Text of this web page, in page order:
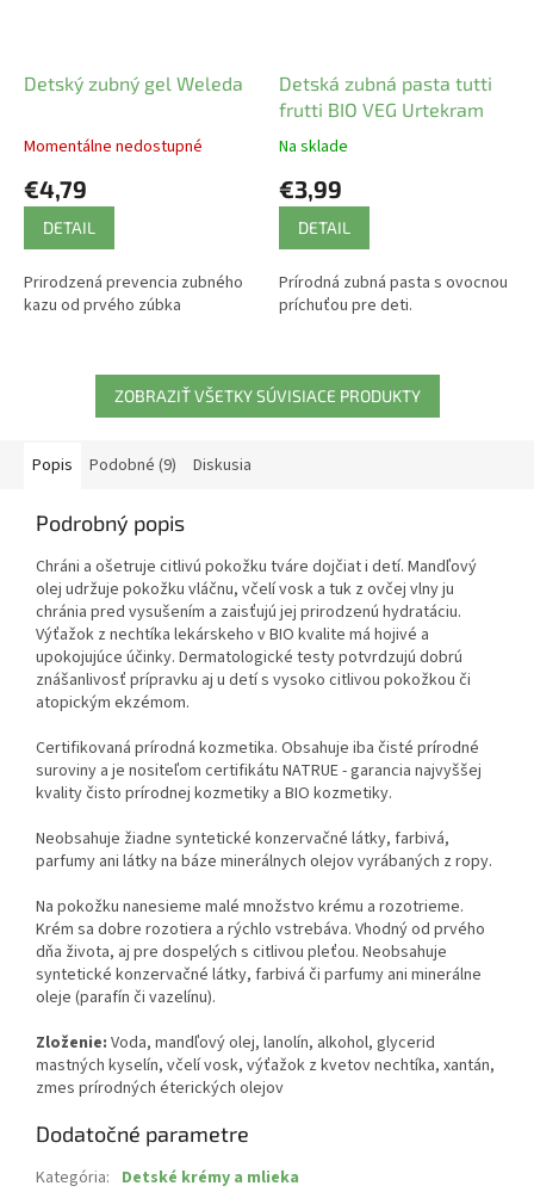
Detský zubný gel Weleda
Momentálne nedostupné
€4,79
DETAIL
Prirodzená prevencia zubného
kazu od prvého zúbka
Detská zubná pasta tutti
frutti BIO VEG Urtekram
Na sklade
€3,99
DETAIL
Prírodná zubná pasta s ovocnou
príchuťou pre deti.
ZOBRAZIŤ VŠETKY SÚVISIACE PRODUKTY
Popis Podobné (9) Diskusia
Podrobný popis
Chráni a ošetruje citlivú pokožku tváre dojčiat i detí. Mandľový
olej udržuje pokožku vláčnu, včelí vosk a tuk z ovčej vlny ju
chránia pred vysušením a zaisťujú jej prirodzenú hydratáciu.
Výťažok z nechtíka lekárskeho v BIO kvalite má hojivé a
upokojujúce účinky. Dermatologické testy potvrdzujú dobrú
znášanlivosť prípravku aj u detí s vysoko citlivou pokožkou či
atopickým ekzémom.
Certifikovaná prírodná kozmetika. Obsahuje iba čisté prírodné
suroviny a je nositeľom certifikátu NATRUE - garancia najvyššej
kvality čisto prírodnej kozmetiky a BIO kozmetiky.
Neobsahuje žiadne syntetické konzervačné látky, farbivá,
parfumy ani látky na báze minerálnych olejov vyrábaných z ropy.
Na pokožku nanesieme malé množstvo krému a rozotrieme.
Krém sa dobre rozotiera a rýchlo vstrebáva. Vhodný od prvého
dňa života, aj pre dospelých s citlivou pleťou. Neobsahuje
syntetické konzervačné látky, farbivá či parfumy ani minerálne
oleje (parafín či vazelínu).
Zloženie: Voda, mandľový olej, lanolín, alkohol, glycerid
mastných kyselín, včelí vosk, výťažok z kvetov nechtíka, xantán,
zmes prírodných éterických olejov
Dodatočné parametre
Kategória: Detské krémy a mlieka